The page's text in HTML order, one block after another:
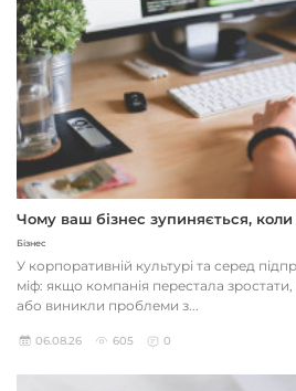
Чому ваш бізнес зупиняється,
Бізнес
У корпоративній культурі та серед
міф: якщо компанія перестала
або виникли проблеми з...
06.08.26 605 0